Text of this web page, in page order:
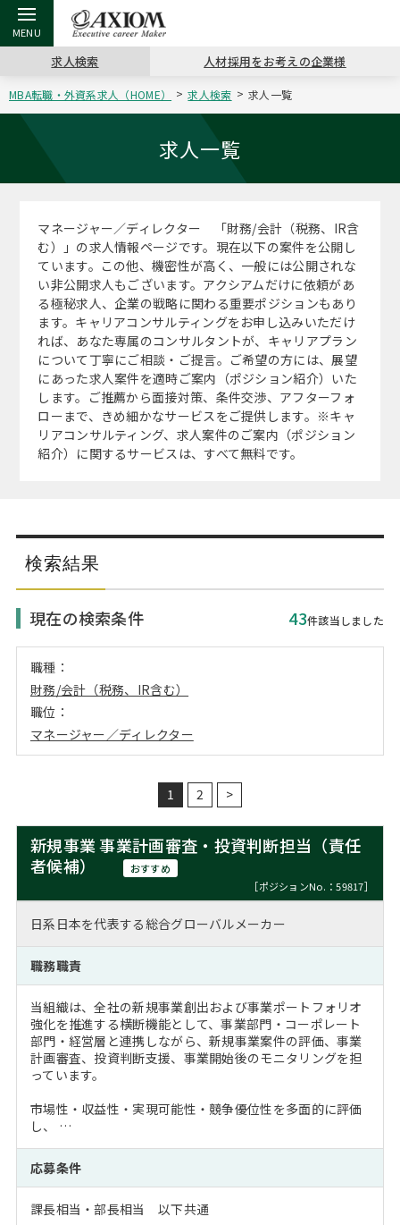
戻る
アクシアムの特長
コンサ
代表メ
サービス案内 キャリ
“展”職
“展”職
コンサルタントの紹介
戻る
キャリア支援 TOP
キャリアデザイン講座
MBAの
転職活
MBAキ
おわり
ステージ別アドバイス
MBAの転職事例
MBAからのFAQ
MBA留学生数の推移
日本か
主な10
インターン受入企業一覧
戻る
転職ツール TOP
英文レジュメの書き方 パワー
キーワ
英文レ
職務経歴書の書き方
日本語履歴書テンプレート
よくある面接Q&A集
外資系／面接攻略のコツ
戻る
転職コラム TOP
“展”職相談室
転職市場の明日をよめ
コンサルティングの現場から
転職成功への4つの鍵
キャリアに効く一冊
注目企業インタビュー
戻る
イベント・セミナー TOP
ジョブフェア
キャリアデザインセミナー
海外セミナー
キャリアフォーラム
プロ経営者の特別セミナー
Career Talk Live
MBA NETWORKING
戻る
会社概要 TOP
沿革
主なクライアント
アクセス
採用情報
パブリシティ
ニュースリリース
求人検索 人材採用をお考えの企業様
MBA転職・外資系求人（HOME） 求人検索 求人一覧
求人一覧
マネージャー／ディレクター 「財務/会計（税務、IR含
む）」の求人情報ページです。現在以下の案件を公開し
ています。この他、機密性が高く、一般には公開されな
い非公開求人もございます。アクシアムだけに依頼があ
る極秘求人、企業の戦略に関わる重要ポジションもあり
ます。キャリアコンサルティングをお申し込みいただけ
れば、あなた専属のコンサルタントが、キャリアプラン
について丁寧にご相談・ご提言。ご希望の方には、展望
にあった求人案件を適時ご案内（ポジション紹介）いた
します。ご推薦から面接対策、条件交渉、アフターフォ
ローまで、きめ細かなサービスをご提供します。※キャ
リアコンサルティング、求人案件のご案内（ポジション
紹介）に関するサービスは、すべて無料です。
検索結果
現在の検索条件 43件該当しました
職種：
財務/会計（税務、IR含む）
職位：
マネージャー／ディレクター
1 2 >
新規事業 事業計画審査・投資判断担当（責任
者候補）
おすすめ
［ポジションNo.：59817］
日系日本を代表する総合グローバルメーカー
職務職責
当組織は、全社の新規事業創出および事業ポートフォリオ
強化を推進する横断機能として、事業部門・コーポレート
部門・経営層と連携しながら、新規事業案件の評価、事業
計画審査、投資判断支援、事業開始後のモニタリングを担
っています。
市場性・収益性・実現可能性・競争優位性を多面的に評価
し、 …
応募条件
課長相当・部長相当 以下共通